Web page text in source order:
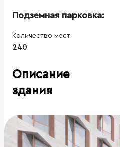
Подземная парковка:
Количество мест
240
Описание
здания